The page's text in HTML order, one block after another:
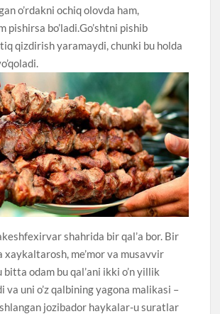
o’rdakni ochiq olovda ham,
pishirsa bo’ladi.Go’shtni pishib
qizdirish yaramaydi, chunki bu holda
shahrida bir qal’a bor. Bir
xaykaltarosh, me’mor va musavvir
bitta odam bu qal’ani ikki o’n yillik
va uni o’z qalbining yagona malikasi –
jozibador haykalar-u suratlar